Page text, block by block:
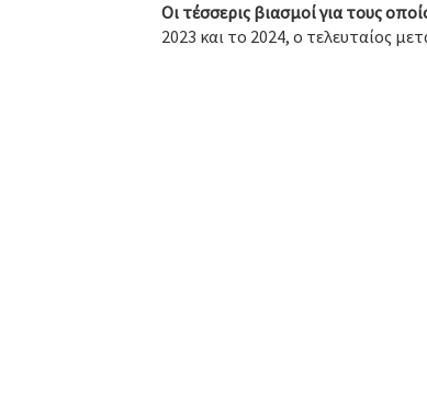
Οι τέσσερις βιασμοί για τους
2023 και το 2024, ο τελευταίος